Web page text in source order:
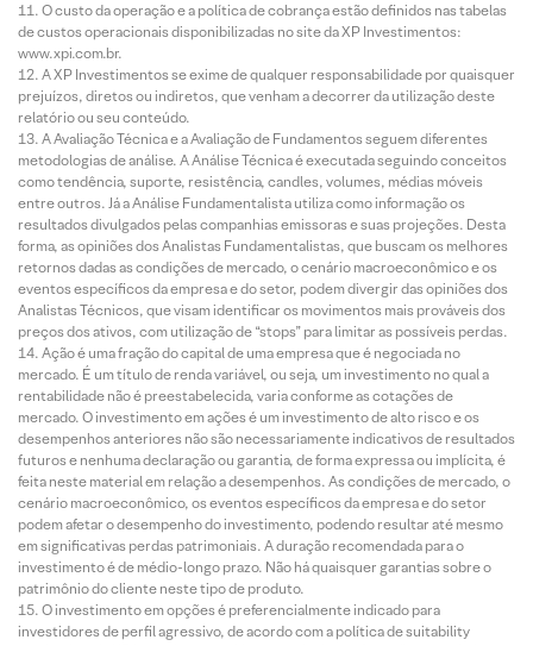
O custo da operação e a política de cobrança estão definidos nas tabelas
de custos operacionais disponibilizadas no site da XP Investimentos:
www.xpi.com.br.
A XP Investimentos se exime de qualquer responsabilidade por quaisquer
prejuízos, diretos ou indiretos, que venham a decorrer da utilização deste
relatório ou seu conteúdo.
A Avaliação Técnica e a Avaliação de Fundamentos seguem diferentes
metodologias de análise. A Análise Técnica é executada seguindo conceitos
como tendência, suporte, resistência, candles, volumes, médias móveis
entre outros. Já a Análise Fundamentalista utiliza como informação os
resultados divulgados pelas companhias emissoras e suas projeções. Desta
forma, as opiniões dos Analistas Fundamentalistas, que buscam os melhores
retornos dadas as condições de mercado, o cenário macroeconômico e os
eventos específicos da empresa e do setor, podem divergir das opiniões dos
Analistas Técnicos, que visam identificar os movimentos mais prováveis dos
preços dos ativos, com utilização de “stops” para limitar as possíveis perdas.
Ação é uma fração do capital de uma empresa que é negociada no
mercado. É um título de renda variável, ou seja, um investimento no qual a
rentabilidade não é preestabelecida, varia conforme as cotações de
mercado. O investimento em ações é um investimento de alto risco e os
desempenhos anteriores não são necessariamente indicativos de resultados
futuros e nenhuma declaração ou garantia, de forma expressa ou implícita, é
feita neste material em relação a desempenhos. As condições de mercado, o
cenário macroeconômico, os eventos específicos da empresa e do setor
podem afetar o desempenho do investimento, podendo resultar até mesmo
em significativas perdas patrimoniais. A duração recomendada para o
investimento é de médio-longo prazo. Não há quaisquer garantias sobre o
patrimônio do cliente neste tipo de produto.
O investimento em opções é preferencialmente indicado para
investidores de perfil agressivo, de acordo com a política de suitability